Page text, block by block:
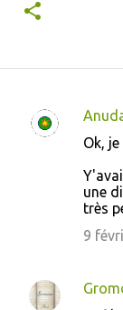
C
t
a
Ok, je
une
très
9